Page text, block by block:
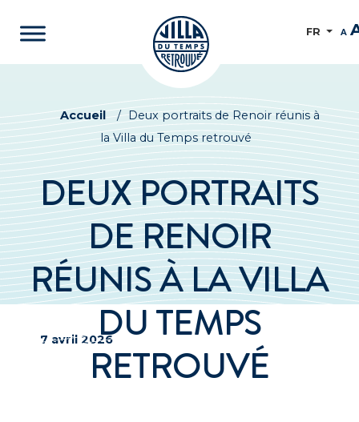
FR A
Accueil / Deux portraits de Renoir réunis à
la Villa du Temps retrouvé
DEUX PORTRAITS
DE RENOIR
RÉUNIS À LA VILLA
DU TEMPS
RETROUVÉ
7 avril 2026